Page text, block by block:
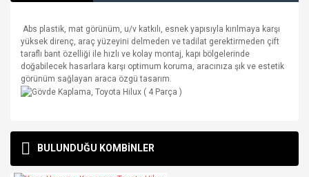
Abs plastik, mat görünüm, u/v katkılı, esnek yapısıyla kırılmaya karşı
yüksek direnç, araç yüzeyini delmeden ve tadilat gerektirmeden çift
taraflı bant özelliği ile hızlı ve kolay montaj, kapı bölgelerinde
doğabilecek hasarlara karşı optimum koruma, aracınıza şık ve estetik
görünüm sağlayan araca özgü tasarım.
Bu ürüne ilk yorumu siz yapın!
kullanarak tarafımıza iletebilirsiniz.
Görüş ve önerileriniz için teşekkür ederiz.
BULUNDUĞU KOMBİNLER